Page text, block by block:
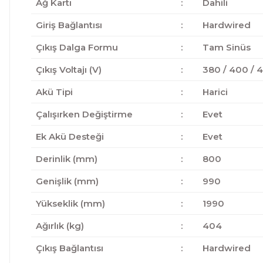
Ağ Kartı :
Dahili
Giriş Bağlantısı
:
Hardwired
Çıkış Dalga Formu
:
Tam Sinüs
Çıkış Voltajı (V)
:
380 / 400 /
Akü Tipi
:
Harici
Çalışırken Değiştirme
:
Evet
Ek Akü Desteği
:
Evet
Derinlik (mm)
:
800
Genişlik (mm)
:
990
Yükseklik (mm)
:
1990
Ağırlık (kg)
:
404
Çıkış Bağlantısı
: Hardwired